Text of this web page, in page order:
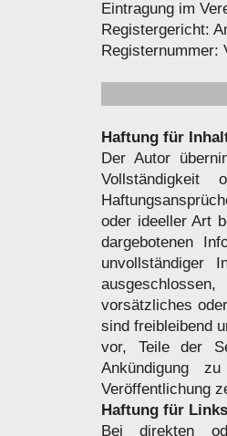
Eintragung im
Registergericht:
Registernummer:
Haftung für
Der Autor
Vollständigkeit
oder ideeller Art
dargebotenen
unvollständiger
vorsätzliches
sind freibleibend
vor, Teile der
Ankündigung
Veröffentlichung
Haftung für Links
Bei direkten